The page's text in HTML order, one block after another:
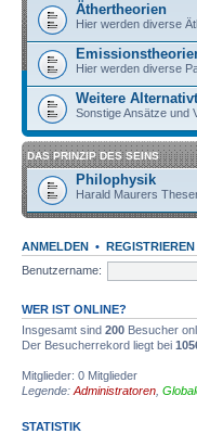
Äthertheorien
Hier werden diverse
Hier werden diverse
Weitere
Sonstige Ansätze und
DAS PRINZIP DES SEINS
Philophysik
Harald Maurers
ANMELDEN • REGISTRIEREN
Benutzername:
WER IST ONLINE?
Insgesamt sind 200 Besucher
Der Besucherrekord liegt bei
Mitglieder: 0 Mitglieder
Legende: Administratoren
STATISTIK